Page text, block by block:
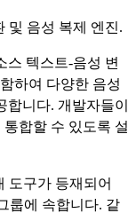
및 음성 복제 엔진.
스 텍스트-음성 변
하여 다양한 음성
니다. 개발자들이
합할 수 있도록 설
도구가 등재되어
룹에 속합니다. 같